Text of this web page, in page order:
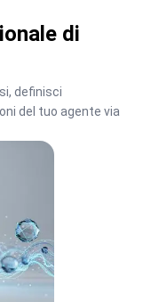
di
definisci
del tuo agente via